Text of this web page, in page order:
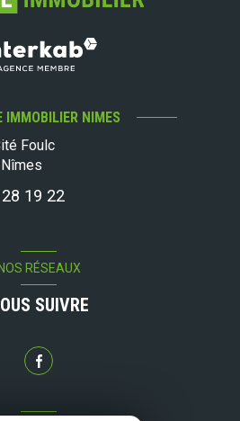
IMMOBILIER NIMES
Foulc
Nîmes
19 22
NOS RÉSEAUX
SUIVRE